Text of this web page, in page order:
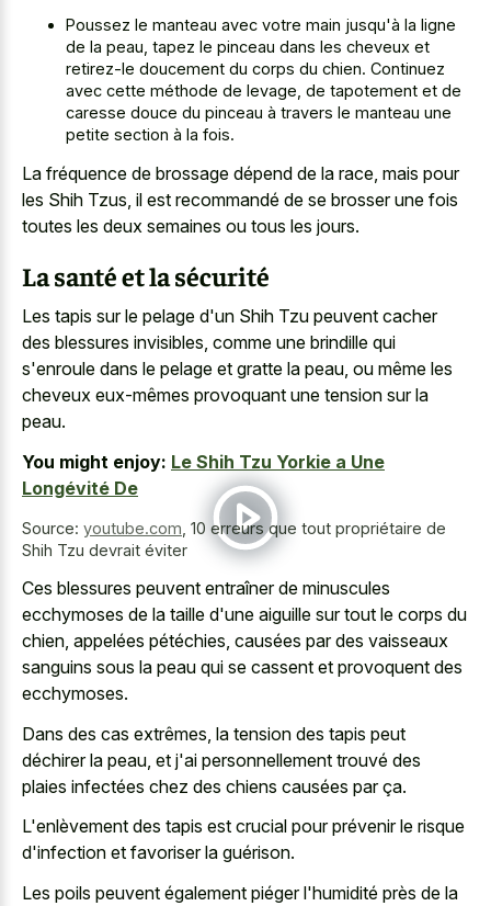
Poussez le manteau avec votre main jusqu'à la ligne
de la peau, tapez le pinceau dans les cheveux et
retirez-le doucement du corps du chien. Continuez
avec cette méthode de levage, de tapotement et de
caresse douce du pinceau à travers le manteau une
petite section à la fois.
La fréquence de brossage dépend de la race, mais pour
les Shih Tzus, il est recommandé de se brosser une fois
toutes les deux semaines ou tous les jours.
La santé et la sécurité
Les tapis sur le pelage d'un Shih Tzu peuvent cacher
des blessures invisibles, comme une brindille qui
s'enroule dans le pelage et gratte la peau, ou même les
cheveux eux-mêmes provoquant une tension sur la
peau.
You might enjoy: Le Shih Tzu Yorkie a Une
Longévité De
Source: youtube.com 10 erreurs que tout propriétaire de
Shih Tzu devrait éviter
Ces blessures peuvent entraîner de minuscules
ecchymoses de la taille d'une aiguille sur tout le corps du
chien, appelées pétéchies, causées par des vaisseaux
sanguins sous la peau qui se cassent et provoquent des
ecchymoses.
Dans des cas extrêmes, la tension des tapis peut
déchirer la peau, et j'ai personnellement trouvé des
plaies infectées chez des chiens causées par ça.
L'enlèvement des tapis est crucial pour prévenir le risque
d'infection et favoriser la guérison.
Les poils peuvent également piéger l'humidité près de la